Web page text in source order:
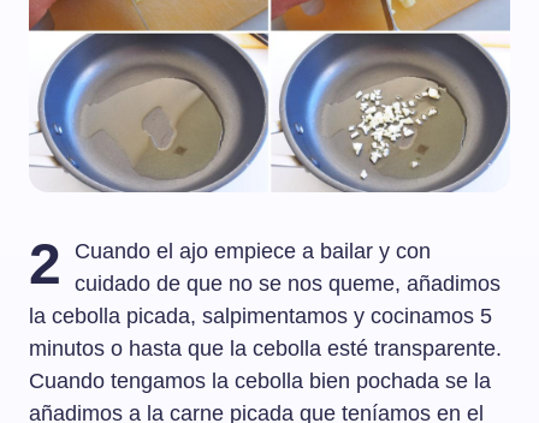
2
Cuando el ajo empiece a bailar y con
cuidado de que no se nos queme, añadimos
la cebolla picada, salpimentamos y cocinamos 5
minutos o hasta que la cebolla esté transparente.
Cuando tengamos la cebolla bien pochada se la
añadimos a la carne picada que teníamos en el